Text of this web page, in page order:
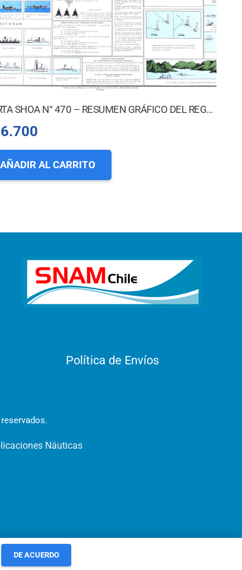
CARTA SHOA N° 470 – RESUMEN GRÁFICO DEL REGLAMENTO INTERNACIONAL PARA PREVENIR LOS ABORDAJES
AÑADIR AL CARRITO
Política de Envíos
Náuticas
DE ACUERDO